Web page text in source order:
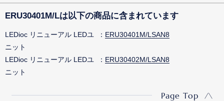
ERU30401M/Lは以下の商品に含まれています
LEDioc リニューアル LEDユ
ニット
ERU30401M/LSAN8
LEDioc リニューアル LEDユ
ニット
ERU30402M/LSAN8
Page Top